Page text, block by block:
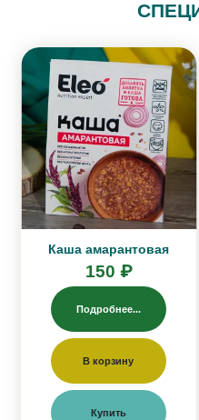
Каша амарантовая
150 ₽
Подробнее...
В корзину
Купить